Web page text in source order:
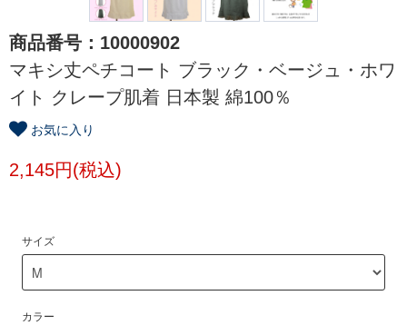
商品番号：10000902
マキシ丈ペチコート ブラック・ベージュ・ホワ
イト クレープ肌着 日本製 綿100％
お気に入り
2,145円(税込)
サイズ
カラー